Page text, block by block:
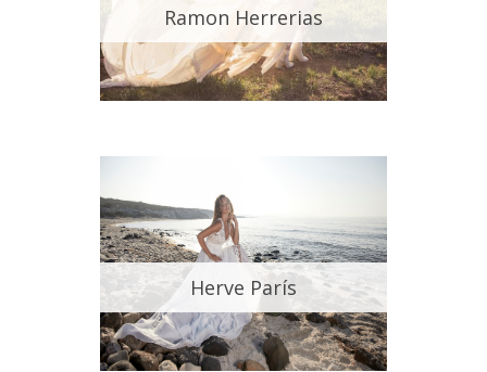
Ramon Herrerias
Herve París